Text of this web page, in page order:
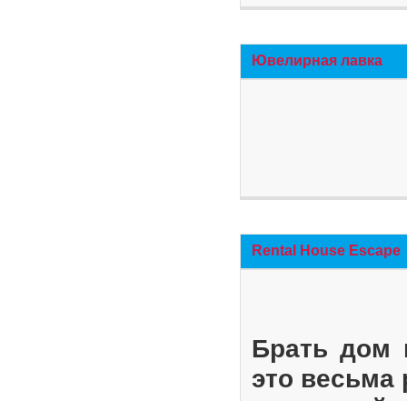
Ювелирная лавка
Rental House Escape
Брать дом
это весьма